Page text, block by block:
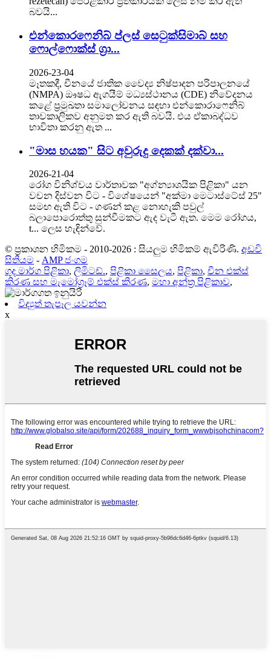
බවයි...
එන්කොරෆෙනිබ් ප්ලස් සෙටුක්සිමාබ් සහ
ෆොල්ෆොක්ස් ග්‍රා...
2026-23-04
මෑතකදී, චීනයේ ජාතික වෛද්‍ය නිෂ්පාදන පරිපාලනයේ
(NMPA) ඖෂධ ඇගයීම් මධ්‍යස්ථානය (CDE) නිවේදනය
කළේ ප්‍රමුඛතා සමාලෝචනය සඳහා එන්කොරාෆෙනිබ්
තාවකාලිකව අනුමත කර ඇති බවයි. එය ඒකාබද්ධව
භාවිතා කරනු ඇත ...
"මාස හයක" සිට අවුරුදු දෙකක් දක්වා...
2026-21-04
රෝග විනිශ්චය වාර්තාවක "අග්න්‍යාශයික පිළිකා" යන
වචන දිස්වන විට - විශේෂයෙන් "අක්මා මෙටාස්ටේස් 25"
සමඟ ඇති විට - ගණන් කළ නොහැකි පවුල්
බලාපොරොත්තු සුන්වීමකට ඇද වැටී ඇත. මෙම රෝගය,
t... ලෙස හැඳින්වේ.
© ප්‍රකාශන හිමිකම - 2010-2026 : සියලුම හිමිකම් ඇවිරිණි. අඩවි
සිතියම - AMP ජංගම
ගුද මාර්ග පිළිකා, ලිමිටඩ්., පිළිකා සෛලය, පිළිකා, චීන එක්ස්
කිරණ සහ මැමෝග්‍රෑම් එක්ස් කිරණ, මහා අන්ත්‍ර පිළිකාව,
විද්‍යුත් තැපෑල යවන්න
x